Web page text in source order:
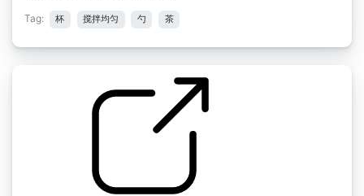
Tag: 杯 搅拌均匀 勺 茶